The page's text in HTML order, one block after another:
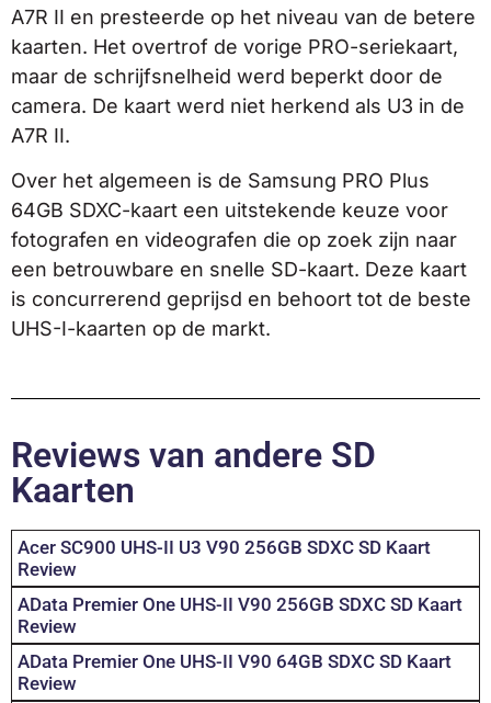
A7R II en presteerde op het niveau van de betere
kaarten. Het overtrof de vorige PRO-seriekaart,
maar de schrijfsnelheid werd beperkt door de
camera. De kaart werd niet herkend als U3 in de
A7R II.
Over het algemeen is de Samsung PRO Plus
64GB SDXC-kaart een uitstekende keuze voor
fotografen en videografen die op zoek zijn naar
een betrouwbare en snelle SD-kaart. Deze kaart
is concurrerend geprijsd en behoort tot de beste
UHS-I-kaarten op de markt.
Reviews van andere SD
Kaarten
Acer SC900 UHS-II U3 V90 256GB SDXC SD Kaart
Review
AData Premier One UHS-II V90 256GB SDXC SD Kaart
Review
AData Premier One UHS-II V90 64GB SDXC SD Kaart
Review